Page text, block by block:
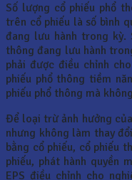
Số lượng cổ phiếu phổ
trên cổ phiếu là số bình
đang lưu hành trong kỳ.
thông đang lưu hành
phải được điều chỉnh
phiếu phổ thông tiềm
phiếu phổ thông mà
Để loại trừ ảnh hưởng
nhưng không làm thay
bằng cổ phiếu, cổ phiếu
phiếu, phát hành quyền
EPS điều chỉnh cho